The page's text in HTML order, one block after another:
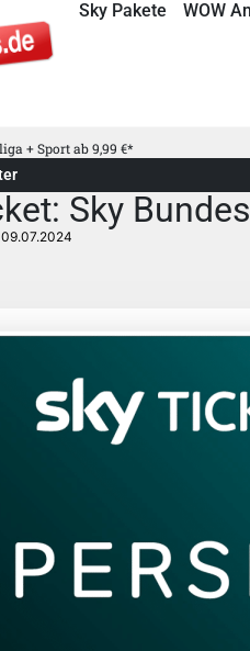
Sky Pakete WOW
+ Sport ab 9,99 €*
Sky
09.07.2024